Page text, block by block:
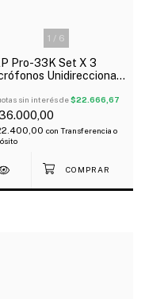
1 / 6
Pro-33K Set X 3
Unidireccional
sin interés de$22.666,67
con Transferencia o